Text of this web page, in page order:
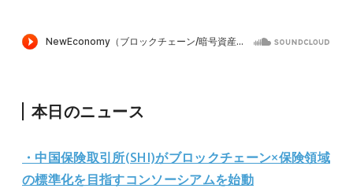
本日のニュース
・中国保険取引所(SHI)がブロックチェーン×保険領域
の標準化を目指すコンソーシアムを始動